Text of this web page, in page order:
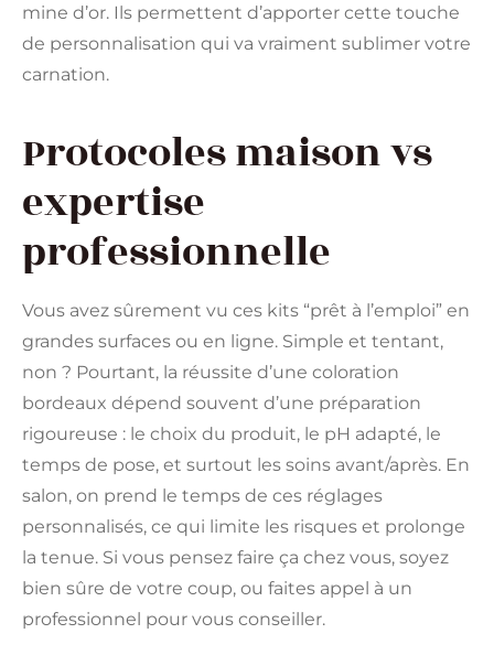
mine d’or. Ils permettent d’apporter cette touche
de personnalisation qui va vraiment sublimer votre
carnation.
Protocoles maison vs
expertise
professionnelle
Vous avez sûrement vu ces kits “prêt à l’emploi” en
grandes surfaces ou en ligne. Simple et tentant,
non ? Pourtant, la réussite d’une coloration
bordeaux dépend souvent d’une préparation
rigoureuse : le choix du produit, le pH adapté, le
temps de pose, et surtout les soins avant/après. En
salon, on prend le temps de ces réglages
personnalisés, ce qui limite les risques et prolonge
la tenue. Si vous pensez faire ça chez vous, soyez
bien sûre de votre coup, ou faites appel à un
professionnel pour vous conseiller.